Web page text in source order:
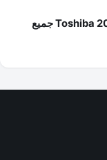
أسعار ثلاجات توشيبا Toshiba 2024 جميع